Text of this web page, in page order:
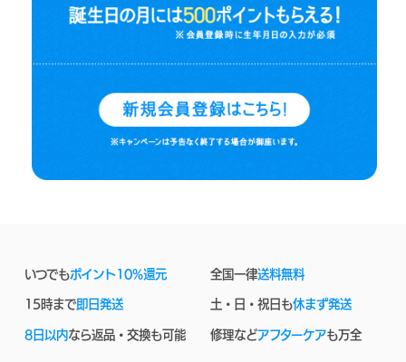
いつでもポイント10%還元 全国一律送料無料
15時まで即日発送 土・日・祝日も休まず発送
8日以内なら返品・交換も可能 修理などアフターケアも万全